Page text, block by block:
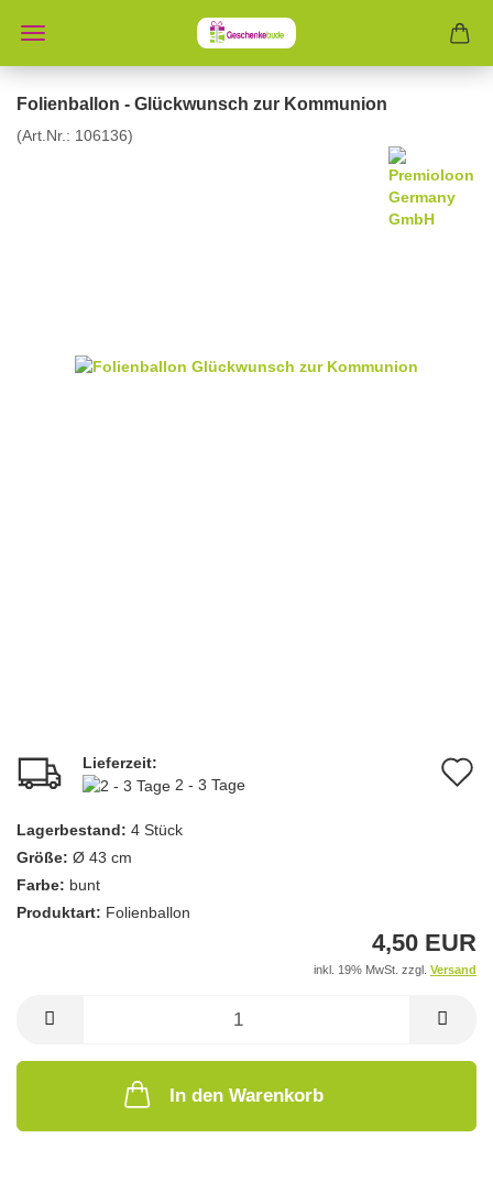
Folienballon - Glückwunsch zur Kommunion
(Art.Nr.: 106136)
Lieferzeit:
2 - 3 Tage
Lagerbestand: 4 Stück
Größe: Ø 43 cm
Farbe: bunt
Produktart: Folienballon
4,50 EUR
inkl. 19% MwSt. zzgl. Versand
In den Warenkorb